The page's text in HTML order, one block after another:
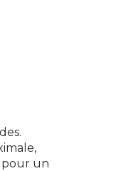
pour un